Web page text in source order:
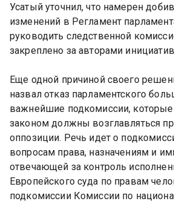
Усатый уточнил, что намерен
изменений в Регламент
руководить следственной
закреплено за авторами
Еще одной причиной своего
назвал отказ парламентского
важнейшие подкомиссии, которые
законом должны возглавляться
оппозиции. Речь идет о
вопросам права, назначениям и
отвечающей за контроль
Европейского суда по правам
подкомиссии Комиссии по